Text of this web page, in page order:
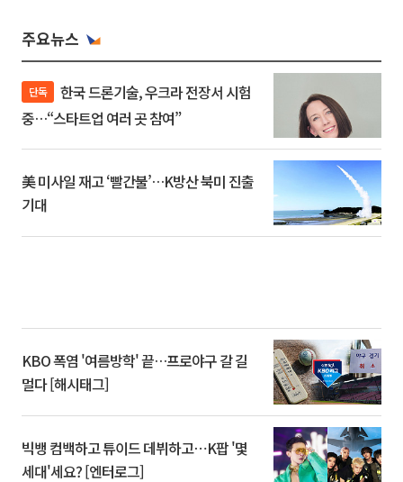
주요뉴스
단독
중…“스타트업 여러 곳 참여”
美 미사일 재고 ‘빨간불’…K방산 북미 진출
기대
KBO 폭염 '여름방학' 끝…프로야구 갈 길
멀다 [해시태그]
빅뱅 컴백하고 튜이드 데뷔하고⋯K팝 '몇
세대'세요? [엔터로그]